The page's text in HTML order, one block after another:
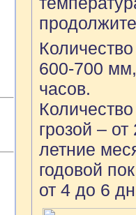
600-700
часов.
грозой –
летние
годовой
от 4 до 6